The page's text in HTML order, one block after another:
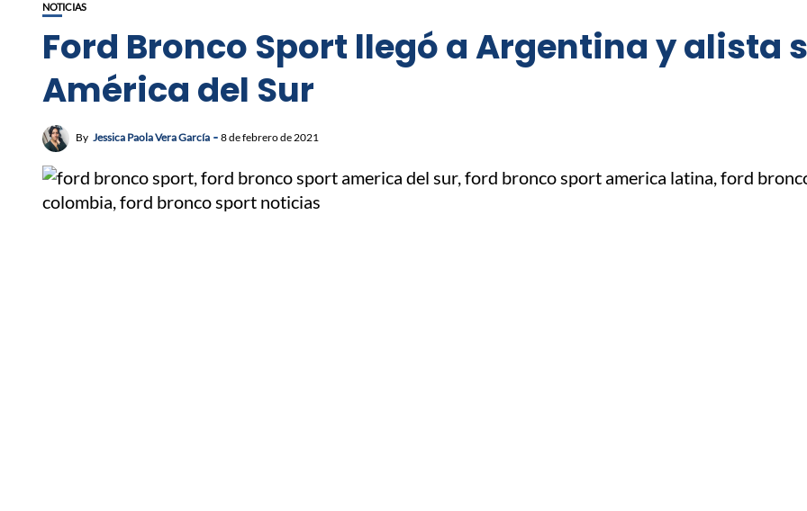
NOTICIAS
Ford Bronco Sport llegó a Argentina y alista
América del Sur
By Jessica Paola Vera García 8 de febrero de 2021